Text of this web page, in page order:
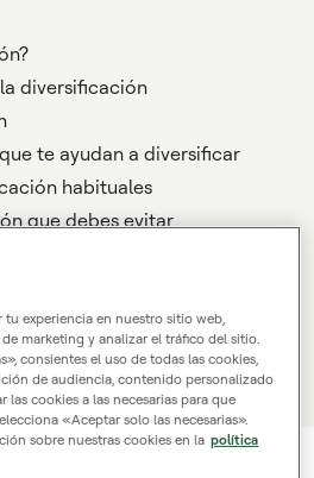
diversificación
te ayudan a diversificar
habituales
que debes evitar
diversificar una cartera
con Mintos
tu experiencia en nuestro sitio web,
marketing y analizar el tráfico del sitio.
consientes el uso de todas las cookies,
de audiencia, contenido personalizado
cookies a las necesarias para que
«Aceptar solo las necesarias».
sobre nuestras cookies en la política